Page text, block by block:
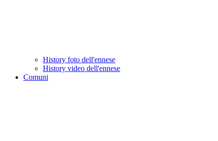
History foto dell'ennese
History video dell'ennese
Comuni